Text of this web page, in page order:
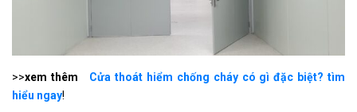
>>xem thêm
Cửa thoát hiểm chống cháy có gì đặc biệt? tìm
hiểu ngay!